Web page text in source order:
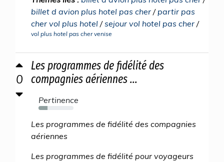
billet d avion plus hotel pas cher / partir pas
cher vol plus hotel /sejour vol hotel pas cher /
vol plus hotel pas cher venise
0
Les programmes de fidélité des
compagnies aériennes ...
Pertinence
26%
Les programmes de fidélité des compagnies
aériennes
Les programmes de fidélité pour voyageurs